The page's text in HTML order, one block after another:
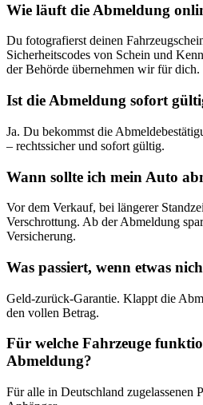
Wie läuft die Abmeldung
Du fotografierst deinen
Sicherheitscodes von Schein und
der Behörde übernehmen wir für dich.
Ist die Abmeldung sofort
Ja. Du bekommst die
– rechtssicher und sofort gültig.
Wann sollte ich mein Auto
Vor dem Verkauf, bei längerer
Verschrottung. Ab der Abmeldung
Versicherung.
Was passiert, wenn etwas
Geld-zurück-Garantie. Klappt die
den vollen Betrag.
Für welche Fahrzeuge
Abmeldung?
Für alle in Deutschland zugelassenen